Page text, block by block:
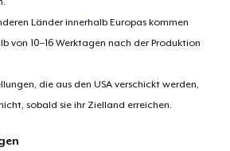
Länder innerhalb Europas kommen
von 10–16 Werktagen nach der Produktion
die aus den USA verschickt werden,
sobald sie ihr Zielland erreichen.